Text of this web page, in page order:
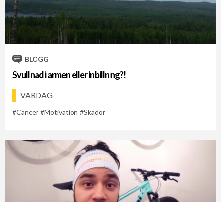
BLOGG
Svullnad i armen eller inbillning?!
VARDAG
Cancer Motivation Skador